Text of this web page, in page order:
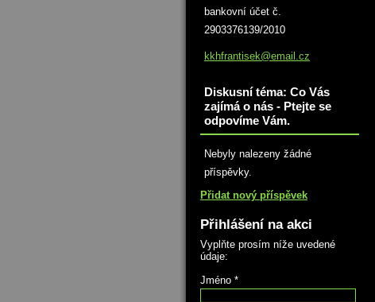
bankovní účet č.
2903376139/2010
kkhfrantisek@email.cz
Diskusní téma: Co Vás
zajímá o nás - Ptejte se
odpovíme Vám.
Nebyly nalezeny žádné
příspěvky.
Přidat nový příspěvek
Přihlášení na akci
Vyplňte prosím níže uvedené
údaje:
Jméno *